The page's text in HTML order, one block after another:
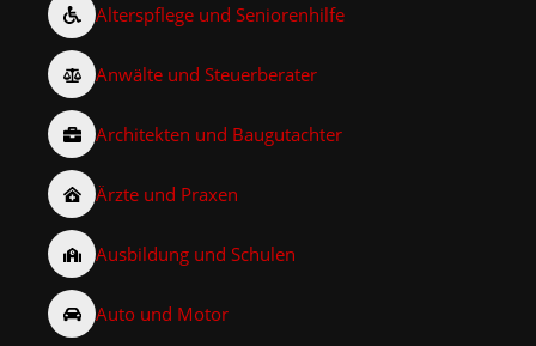
Alterspflege und Seniorenhilfe
Anwälte und Steuerberater
Architekten und Baugutachter
Ärzte und Praxen
Ausbildung und Schulen
Auto und Motor